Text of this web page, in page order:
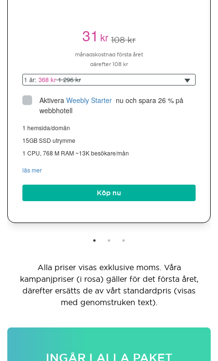
31kr 108 kr
månadskostnad första året
därefter 108 kr
1 år: 368 kr1 296 kr
Aktivera Weebly Starter nu och spara 26 % på
webbhotell
1 hemsida/domän
15GB SSD utrymme
1 CPU, 768 M RAM ~13K besökare/mån
läs mer
Köp nu
Alla priser visas exklusive moms. Våra
kampanjpriser (i rosa) gäller för det första året,
därefter ersätts de av vårt standardpris (visas
med genomstruken text).
INGÅR I ALLA PAKET